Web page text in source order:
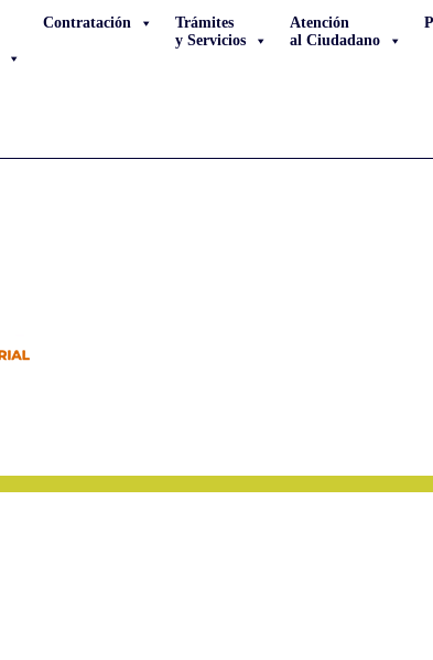
Contratación
Trámites
y Servicios
Atención
al Ciudadano